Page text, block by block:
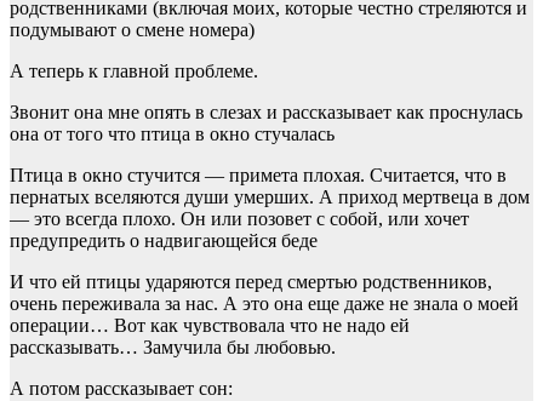
родственниками (включая моих, которые честно стреляются и
подумывают о смене номера)
А теперь к главной проблеме.
Звонит она мне опять в слезах и рассказывает как проснулась
она от того что птица в окно стучалась
Птица в окно стучится — примета плохая. Считается, что в
пернатых вселяются души умерших. А приход мертвеца в дом
— это всегда плохо. Он или позовет с собой, или хочет
предупредить о надвигающейся беде
И что ей птицы ударяются перед смертью родственников,
очень переживала за нас. А это она еще даже не знала о моей
операции… Вот как чувствовала что не надо ей
рассказывать… Замучила бы любовью.
А потом рассказывает сон: